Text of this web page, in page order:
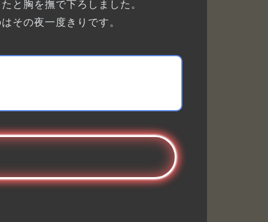
と胸を撫で下ろしました。
その夜一度きりです。